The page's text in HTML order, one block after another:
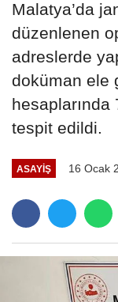
Malatya’da
düzenlenen
adreslerde
doküman ele
hesaplarında
tespit edildi.
ASAYİŞ 16 Ocak